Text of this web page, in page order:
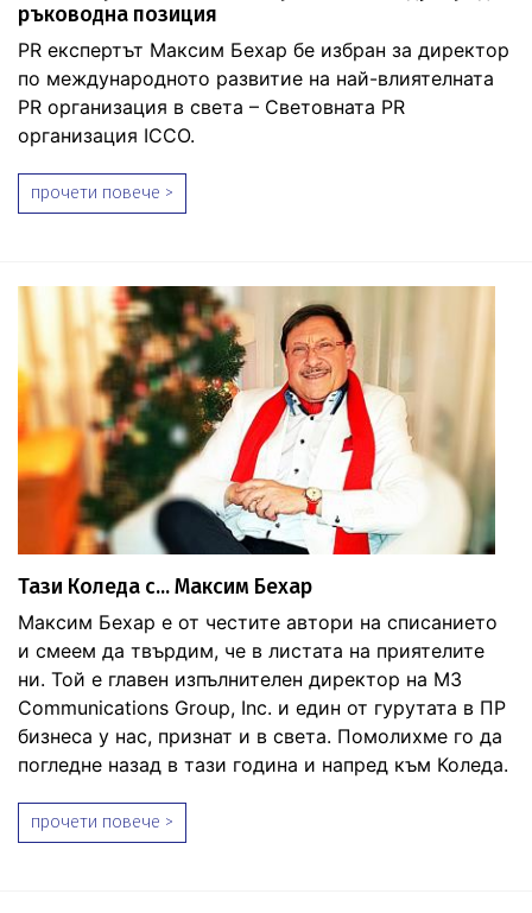
ръководна позиция
PR експертът Максим Бехар бе избран за директор
по международното развитие на най-влиятелната
PR организация в света – Световната PR
организация ICCO.
прочети повече >
Тази Коледа с... Максим Бехар
Максим Бехар е от честите автори на списанието
и смеем да твърдим, че в листата на приятелите
ни. Той е главен изпълнителен директор на M3
Communications Group, Inc. и един от гурутата в ПР
бизнеса у нас, признат и в света. Помолихме го да
погледне назад в тази година и напред към Коледа.
прочети повече >